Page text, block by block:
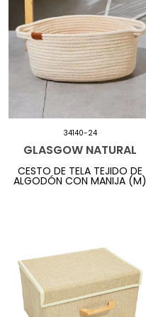
34140-24
GLASGOW NATURAL
CESTO DE TELA TEJIDO DE
ALGODÓN CON MANIJA (M)